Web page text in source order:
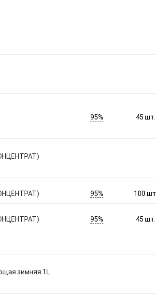
95% 45шт.
95% 100шт.
95% 45шт.
зимняя 1L